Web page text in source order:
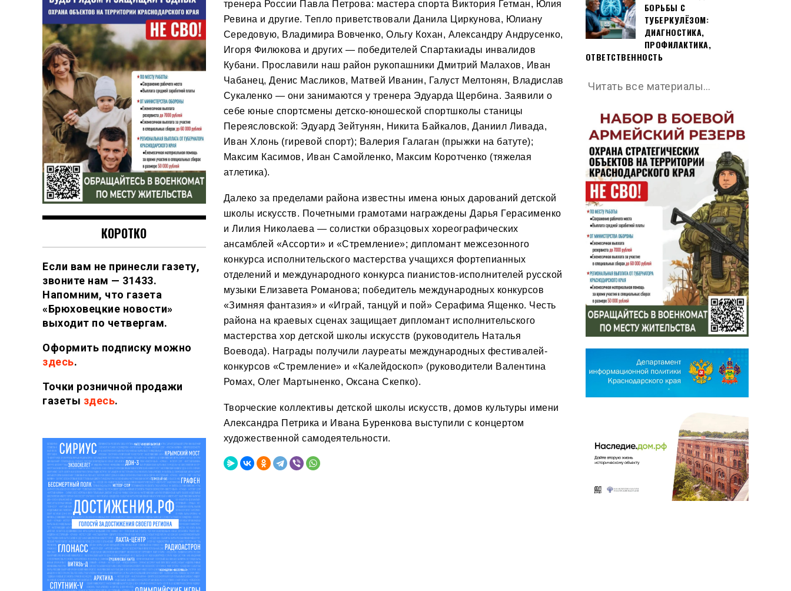
тренера России Павла Петрова: мастера спорта Виктория Гетман, Юлия
Ревина и другие. Тепло приветствовали Данила Циркунова, Юлиану
Середовую, Владимира Вовченко, Ольгу Кохан, Александру Андрусенко,
Игоря Филюкова и других — победителей Спартакиады инвалидов
Кубани. Прославили наш район рукопашники Дмитрий Малахов, Иван
Чабанец, Денис Масликов, Матвей Иванин, Галуст Мелтонян, Владислав
Сукаленко — они занимаются у тренера Эдуарда Щербина. Заявили о
себе юные спортсмены детско-юношеской спортшколы станицы
Переясловской: Эдуард Зейтунян, Никита Байкалов, Даниил Ливада,
Иван Хлонь (гиревой спорт); Валерия Галаган (прыжки на батуте);
Максим Касимов, Иван Самойленко, Максим Коротченко (тяжелая
атлетика).
Далеко за пределами района известны имена юных дарований детской
школы искусств. Почетными грамотами награждены Дарья Герасименко
и Лилия Николаева — солистки образцовых хореографических
ансамблей «Ассорти» и «Стремление»; дипломант межсезонного
конкурса исполнительского мастерства учащихся фортепианных
отделений и международного конкурса пианистов-исполнителей русской
музыки Елизавета Романова; победитель международных конкурсов
«Зимняя фантазия» и «Играй, танцуй и пой» Серафима Ященко. Честь
района на краевых сценах защищает дипломант исполнительского
мастерства хор детской школы искусств (руководитель Наталья
Воевода). Награды получили лауреаты международных фестивалей-
конкурсов «Стремление» и «Калейдоскоп» (руководители Валентина
Ромах, Олег Мартыненко, Оксана Скепко).
Творческие коллективы детской школы искусств, домов культуры имени
Александра Петрика и Ивана Буренкова выступили с концертом
художественной самодеятельности.
КОРОТКО
Если вам не принесли газету,
звоните нам — 31433.
Напомним, что газета
«Брюховецкие новости»
выходит по четвергам.
Оформить подписку можно
здесь.
Точки розничной продажи
газеты здесь.
БОРЬБЫ С
ТУБЕРКУЛЁЗОМ:
ДИАГНОСТИКА,
ПРОФИЛАКТИКА,
ОТВЕТСТВЕННОСТЬ
Читать все материалы…